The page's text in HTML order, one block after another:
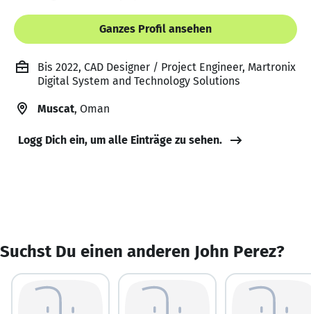
Ganzes Profil ansehen
Bis 2022, CAD Designer / Project Engineer, Martronix
Digital System and Technology Solutions
Muscat, Oman
Logg Dich ein, um alle Einträge zu sehen.
Suchst Du einen anderen John Perez?